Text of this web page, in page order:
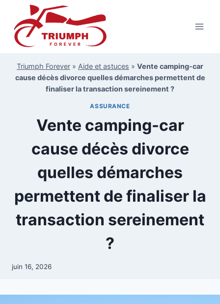
contenu
Triumph Forever » Aide et astuces » Vente camping-car
cause décès divorce quelles démarches permettent de
finaliser la transaction sereinement ?
ASSURANCE
Vente camping-car
cause décès divorce
quelles démarches
permettent de finaliser la
transaction sereinement
?
juin 16, 2026